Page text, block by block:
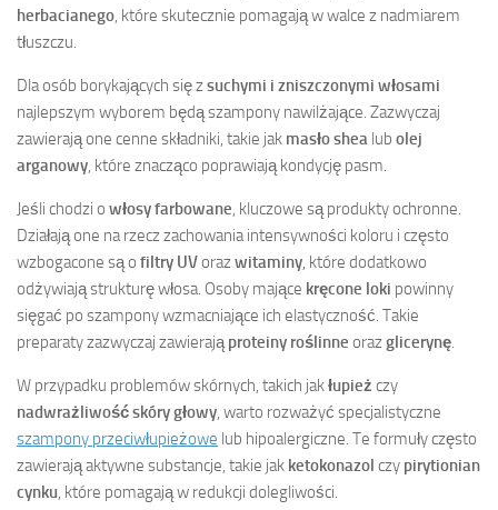
herbacianego, które skutecznie pomagają w walce z nadmiarem
tłuszczu.
Dla osób borykających się zsuchymi i zniszczonymi włosami
najlepszym wyborem będą szampony nawilżające. Zazwyczaj
zawierają one cenne składniki, takie jak masło shea lub olej
arganowy, które znacząco poprawiają kondycję pasm.
Jeśli chodzi o włosy farbowane, kluczowe są produkty ochronne.
Działają one na rzecz zachowania intensywności koloru i często
wzbogacone są o filtry UVorazwitaminy, które dodatkowo
odżywiają strukturę włosa. Osoby mające kręcone loki powinny
sięgać po szampony wzmacniające ich elastyczność. Takie
preparaty zazwyczaj zawierająproteiny roślinne orazglicerynę.
W przypadku problemów skórnych, takich jakłupież czy
nadwrażliwość skóry głowy, warto rozważyć specjalistyczne
szampony przeciwłupieżowe lub hipoalergiczne. Te formuły często
zawierają aktywne substancje, takie jak ketokonazol czy pirytionian
cynku, które pomagają w redukcji dolegliwości.